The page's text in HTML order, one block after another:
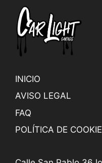
INICIO
AVISO LEGAL
FAQ
POLÍTICA DE